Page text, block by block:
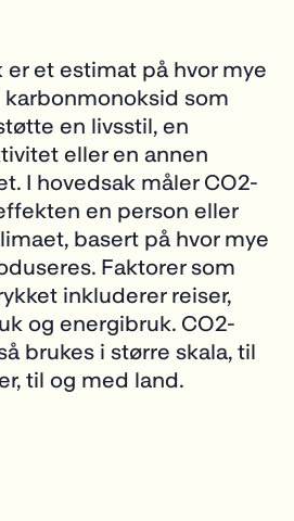
er et estimat på hvor mye
som
en livsstil, en
eller en annen
I hovedsak måler CO2-
en person eller
basert på hvor mye
Faktorer som
inkluderer reiser,
og energibruk. CO2-
brukes i større skala, til
til og med land.